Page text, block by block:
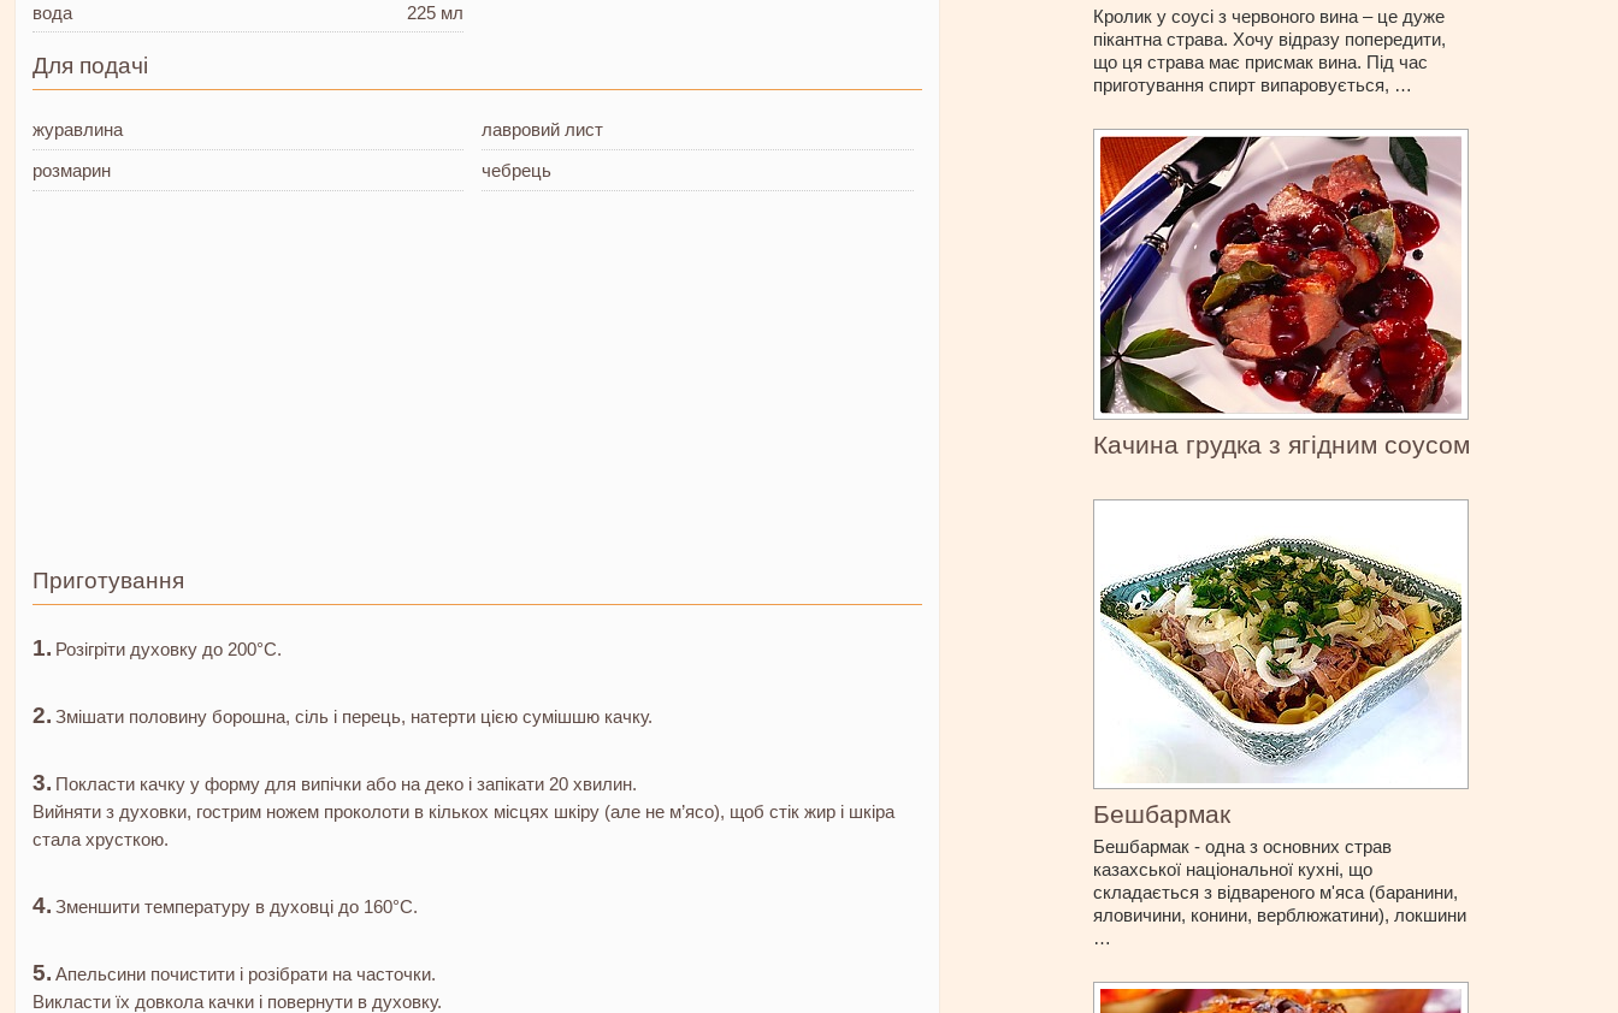
вода
225 мл
Для подачі
журавлина
розмарин
лавровий лист
чебрець
Приготування
Розігріти духовку до 200°C.
Змішати половину борошна, сіль і перець, натерти цією сумішшю качку.
Покласти качку у форму для випічки або на деко і запікати 20 хвилин.
Вийняти з духовки, гострим ножем проколоти в кількох місцях шкіру (але не м’ясо), щоб стік жир і шкіра
стала хрусткою.
Зменшити температуру в духовці до 160°C.
Апельсини почистити і розібрати на часточки.
Викласти їх довкола качки і повернути в духовку.
Кролик у соусі з червоного вина – це дуже
пікантна страва. Хочу відразу попередити,
що ця страва має присмак вина. Під час
приготування спирт випаровується, …
Качина грудка з ягідним соусом
Бешбармак
Бешбармак - одна з основних страв
казахської національної кухні, що
складається з відвареного м'яса (баранини,
яловичини, конини, верблюжатини), локшини
…